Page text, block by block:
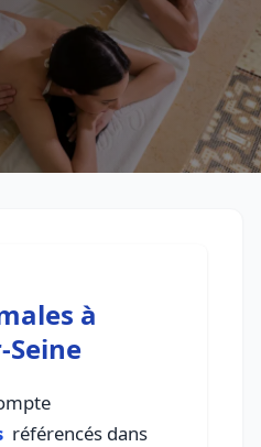
à
référencés dans